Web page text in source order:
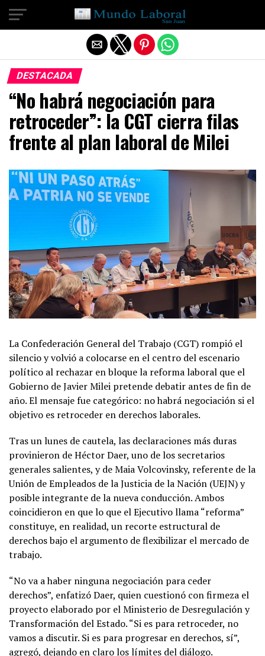
DESTACADA
“No habrá negociación para
retroceder”: la CGT cierra filas
frente al plan laboral de Milei
La Confederación General del Trabajo (CGT) rompió el
silencio y volvió a colocarse en el centro del escenario
político al rechazar en bloque la reforma laboral que el
Gobierno de Javier Milei pretende debatir antes de fin de
año. El mensaje fue categórico: no habrá negociación si el
objetivo es retroceder en derechos laborales.
Tras un lunes de cautela, las declaraciones más duras
provinieron de Héctor Daer, uno de los secretarios
generales salientes, y de Maia Volcovinsky, referente de la
Unión de Empleados de la Justicia de la Nación (UEJN) y
posible integrante de la nueva conducción. Ambos
coincidieron en que lo que el Ejecutivo llama “reforma”
constituye, en realidad, un recorte estructural de
derechos bajo el argumento de flexibilizar el mercado de
trabajo.
“No va a haber ninguna negociación para ceder
derechos”, enfatizó Daer, quien cuestionó con firmeza el
proyecto elaborado por el Ministerio de Desregulación y
Transformación del Estado. “Si es para retroceder, no
vamos a discutir. Si es para progresar en derechos, sí”,
agregó, dejando en claro los límites del diálogo.
Salir de la versión móvil